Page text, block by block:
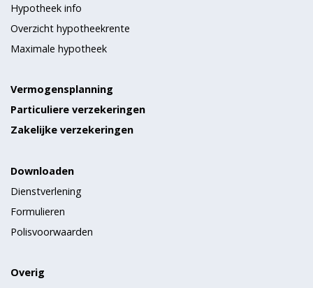
Hypotheek info
Overzicht hypotheekrente
Maximale hypotheek
Vermogensplanning
Particuliere verzekeringen
Zakelijke verzekeringen
Downloaden
Dienstverlening
Formulieren
Polisvoorwaarden
Overig